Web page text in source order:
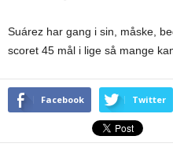
Suárez har gang i sin, måske,
scoret 45 mål i lige så mange
Facebook Twitter